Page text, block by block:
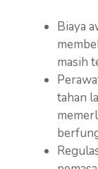
Biaya
masih
tahan